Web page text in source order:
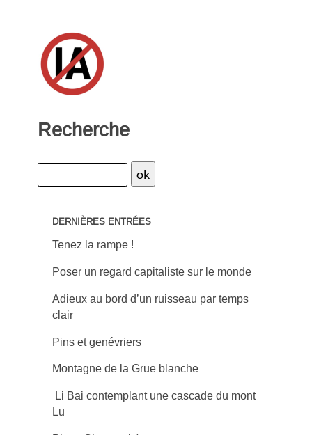
Recherche
DERNIÈRES ENTRÉES
Tenez la rampe !
Poser un regard capitaliste sur le monde
Adieux au bord d’un ruisseau par temps
clair
Pins et genévriers
Montagne de la Grue blanche
Li Bai contemplant une cascade du mont
Lu